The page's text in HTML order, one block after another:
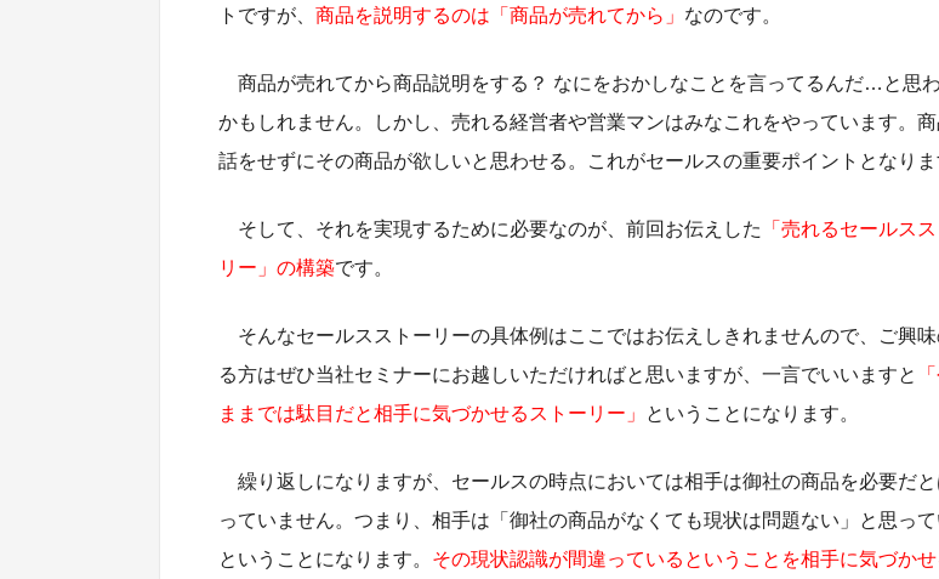
トですが、 商品を説明するのは「商品が売れてから」 なのです。
商品が売れてから商品説明をする？ なにをおかしなことを言ってるんだ…と思
かもしれません。しかし、売れる経営者や営業マンはみなこれをやっています。
話をせずにその商品が欲しいと思わせる。これがセールスの重要ポイントとなりま
そして、それを実現するために必要なのが、前回お伝えした
「売れるセールス
リー」の構築です。
そんなセールスストーリーの具体例はここではお伝えしきれませんので、ご興
る方はぜひ当社セミナーにお越しいただければと思いますが、一言でいいますと
ままでは駄目だと相手に気づかせるストーリー」
ということになります。
繰り返しになりますが、セールスの時点においては相手は御社の商品を必要だ
っていません。つまり、相手は「御社の商品がなくても現状は問題ない」と思って
ということになります。 その現状認識が間違っているということを相手に気づかせ